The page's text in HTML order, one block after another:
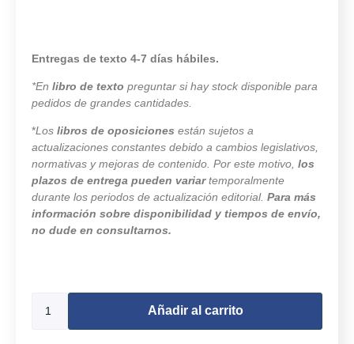
Entregas de texto 4-7 días hábiles.
*En libro de texto preguntar si hay stock disponible para
pedidos de grandes cantidades.
*Los libros de oposiciones están sujetos a
actualizaciones constantes debido a cambios legislativos,
normativas y mejoras de contenido. Por este motivo, los
plazos de entrega pueden variartemporalmente
durante los periodos de actualización editorial. Para más
información sobre disponibilidad y tiempos de envío,
no dude en consultarnos.
Añadir al carrito